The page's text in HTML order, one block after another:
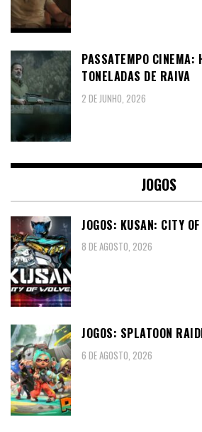
PASSATEMPO CINEMA:
TONELADAS DE RAIVA
2 DE JUNHO, 2026
JOGOS
JOGOS: KUSAN: CITY
8 DE AGOSTO, 2026
JOGOS: SPLATOON
6 DE AGOSTO, 2026